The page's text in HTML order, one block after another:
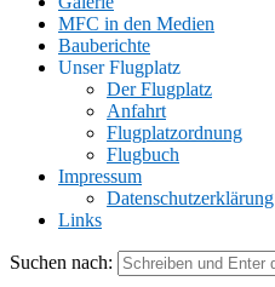
MFC in den Medien
Bauberichte
Unser Flugplatz
Der Flugplatz
Anfahrt
Flugplatzordnung
Flugbuch
Impressum
Datenschutzerklärung
Links
Suchen nach: